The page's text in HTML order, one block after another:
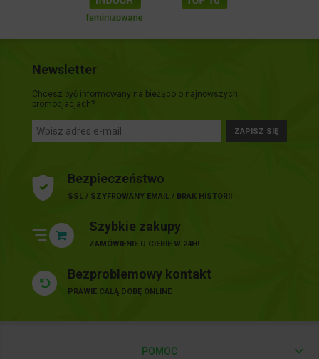
Newsletter
Chcesz być informowany na bieżąco o najnowszych
promocjacjach?
ZAPISZ SIĘ
Bezpieczeństwo
SSL / SZYFROWANY EMAIL / BRAK HISTORII
Szybkie zakupy
ZAMÓWIENIE U CIEBIE W 24H!
Bezproblemowy kontakt
PRAWIE CAŁĄ DOBĘ ONLINE
POMOC